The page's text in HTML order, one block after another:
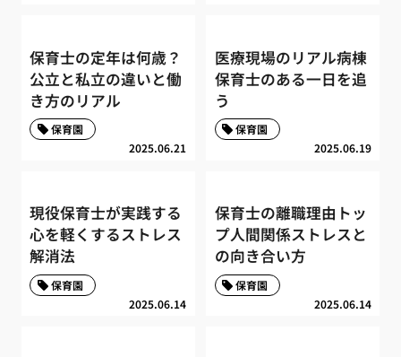
保育士の定年は何歳？
公立と私立の違いと働
き方のリアル
2025.06.21
保育園
医療現場のリアル病棟
保育士のある一日を追
う
2025.06.19
保育園
現役保育士が実践する
心を軽くするストレス
解消法
2025.06.14
保育園
保育士の離職理由トッ
プ人間関係ストレスと
の向き合い方
2025.06.14
保育園